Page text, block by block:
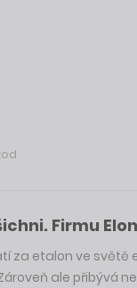
Firmu
za etalon ve světě
ale přibývá